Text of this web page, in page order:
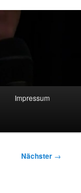
Impressum
Nächster →